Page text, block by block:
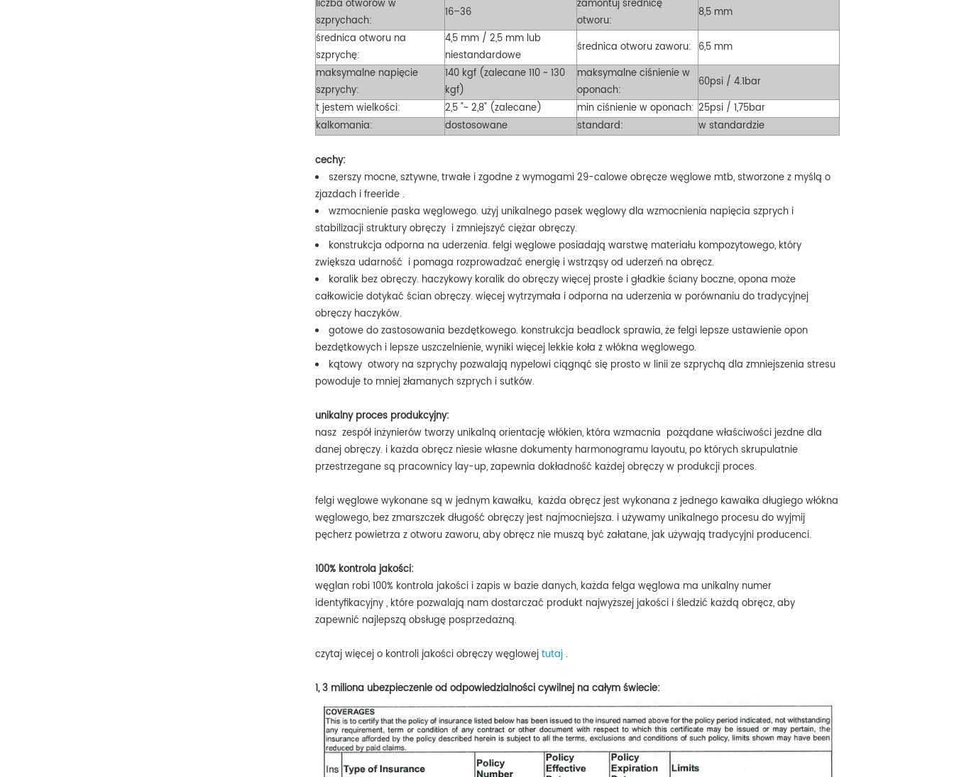
liczba otworów w
szprychach:
16–36
zamontuj średnicę
otworu:
8,5 mm
średnica otworu na
szprychę:
4,5 mm / 2,5 mm lub
niestandardowe
średnica otworu zaworu: 6,5 mm
maksymalne napięcie
szprychy:
140 kgf (zalecane 110 ~ 130
kgf)
maksymalne ciśnienie w
oponach:
60psi / 4.1bar
t jestem wielkości: 2,5 "~ 2,8" (zalecane) min ciśnienie w oponach: 25psi / 1,75bar
kalkomania:
dostosowane standard: w standardzie
cechy:
szerszy mocne, sztywne, trwałe i zgodne z wymogami 29-calowe obręcze węglowe mtb, stworzone z myślą o
zjazdach i freeride.
wzmocnienie paska węglowego. użyj unikalnego pasek węglowy dla wzmocnienia napięcia szprych i
stabilizacji struktury obręczy i zmniejszyć ciężar obręczy.
konstrukcja odporna na uderzenia. felgi węglowe posiadają warstwę materiału kompozytowego, który
zwiększa udarność i pomaga rozprowadzać energię i wstrząsy od uderzeń na obręcz.
koralik bez obręczy. haczykowy koralik do obręczy więcej proste i gładkie ściany boczne, opona może
całkowicie dotykać ścian obręczy. więcej wytrzymała i odporna na uderzenia w porównaniu do tradycyjnej
obręczy haczyków.
gotowe do zastosowania bezdętkowego. konstrukcja beadlock sprawia, że felgi lepsze ustawienie opon
bezdętkowych i lepsze uszczelnienie, wyniki więcej lekkie koła z włókna węglowego.
kątowy otwory na szprychy pozwalają nypelowi ciągnąć się prosto w linii ze szprychą dla zmniejszenia stresu
powoduje to mniej złamanych szprych i sutków.
unikalny proces produkcyjny:
nasz zespół inżynierów tworzy unikalną orientację włókien, która wzmacnia pożądane właściwości jezdne dla
danej obręczy. i każda obręcz niesie własne dokumenty harmonogramu layoutu, po których skrupulatnie
przestrzegane są pracownicy lay-up, zapewnia dokładność każdej obręczy w produkcji proces.
felgi węglowe wykonane są w jednym kawałku, każda obręcz jest wykonana z jednego kawałka długiego włókna
węglowego, bez zmarszczek długość obręczy jest najmocniejsza. i używamy unikalnego procesu do wyjmij
pęcherz powietrza z otworu zaworu, aby obręcz nie muszą być załatane, jak używają tradycyjni producenci.
100% kontrola jakości:
węglan robi100% kontrola jakości i zapis w bazie danych, każda felga węglowa ma unikalny numer
identyfikacyjny, które pozwalają nam dostarczać produkt najwyższej jakości i śledzić każdą obręcz, aby
zapewnić najlepszą obsługę posprzedażną.
czytaj więcej o kontroli jakości obręczy węglowejtutaj.
1, 3 miliona ubezpieczenie od odpowiedzialności cywilnej na całym świecie: